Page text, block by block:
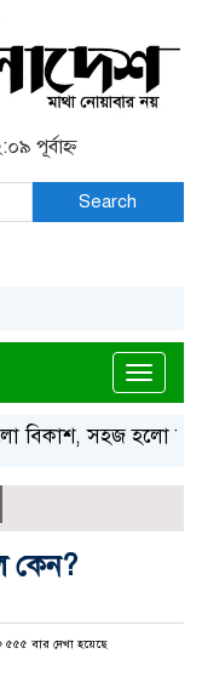
পূর্বাহ্ন
Search
সহজ হলো ডিজিটাল
কেন?
৫৫৫ বার দেখা হয়েছে